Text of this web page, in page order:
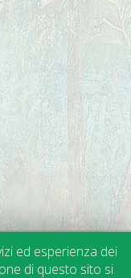
ed esperienza dei
di questo sito si